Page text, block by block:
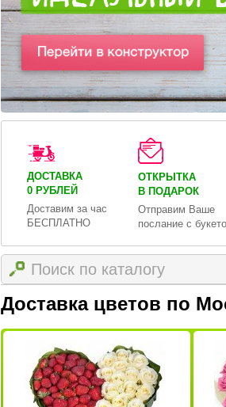
ДОСТАВКА
0 РУБЛЕЙ
Доставим за час
БЕСПЛАТНО
ОТКРЫТКА
В ПОДАРОК
Отправим Ваше
послание с
Доставка цветов по